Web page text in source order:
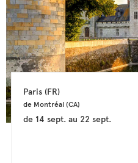
Paris (FR)
de Montréal (CA)
de 14 sept.au 22 sept.